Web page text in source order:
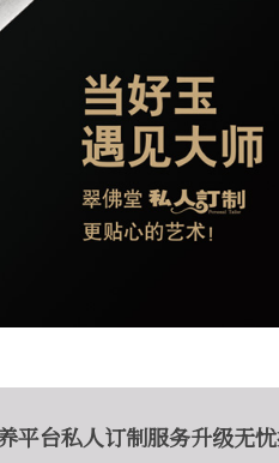
平台私人订制服务升级无